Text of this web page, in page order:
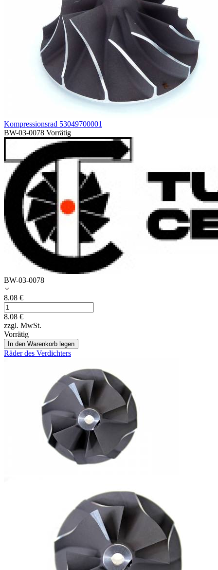
Kompressionsrad 53049700001
BW-03-0078 Vorrätig
BW-03-0078
8.08 €
8.08 €
zzgl. MwSt.
Vorrätig
In den Warenkorb legen
Räder des Verdichters